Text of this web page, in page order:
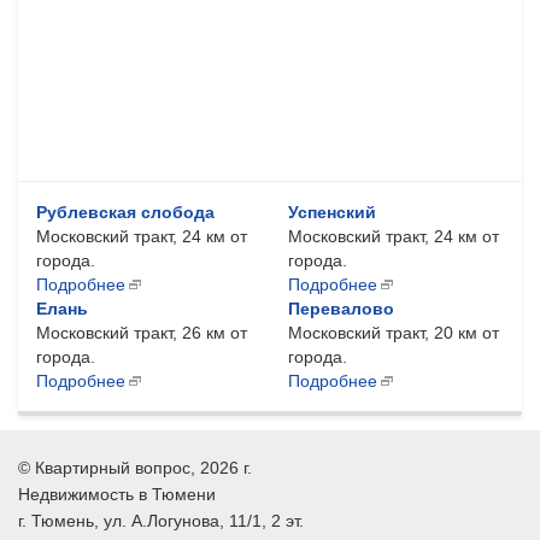
Рублевская слобода
Московский тракт, 24 км от
города.
Подробнее
Успенский
Московский тракт, 24 км от
города.
Подробнее
Елань
Московский тракт, 26 км от
города.
Подробнее
Перевалово
Московский тракт, 20 км от
города.
Подробнее
© Квартирный вопрос , 2026 г.
Недвижимость в Тюмени
г. Тюмень , ул. А.Логунова, 11/1, 2 эт.